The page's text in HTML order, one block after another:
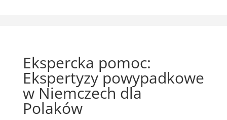
Ekspercka pomoc:
Ekspertyzy powypadkowe
w Niemczech dla
Polaków